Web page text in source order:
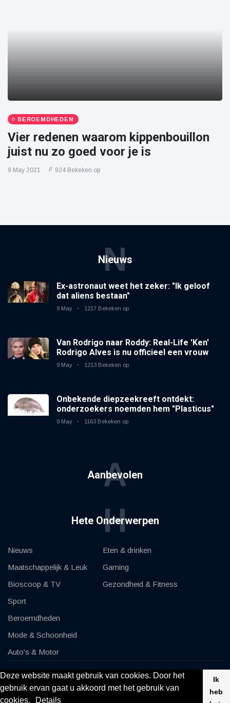
Deze website maakt gebruik van cookies. Door het
gebruik ervan gaat u akkoord met het gebruik van
cookies.
Details
Ik
heb
BEROEMDHEDEN
Vier redenen waarom kippenbouillon
juist nu zo goed voor je is
9 May 2021 924 Bekeken op
Nieuws
N
Ex-astronaut weet het zeker: "Ik geloof
dat aliens bestaan"
9 May 1217 Bekeken op
Van Rodrigo naar Roddy: Real-Life 'Ken'
Rodrigo Alves is nu officieel een vrouw
9 May 1213 Bekeken op
Onbekende diepzeekreeft ontdekt:
onderzoekers noemden hem "Plasticus"
9 May 1163 Bekeken op
Aanbevolen
A
Hete Onderwerpen
H
Nieuws
Maatschappelijk & Leuk
Bioscoop & TV
Sport
Beroemdheden
Mode & Schoonheid
Auto's & Motor
Eten & drinken
Gaming
Gezondheid & Fitness
© 2020, KV-GmbH | All rights reserved